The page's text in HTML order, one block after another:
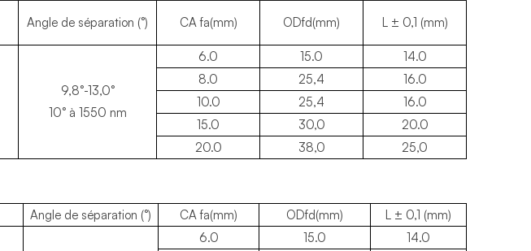
Angle de séparation (°) CA fa(mm) ODfd(mm) L ± 0,1 (mm)
9,8°-13,0°
10° à 1550 nm
6.0 15.0
14.0
8.0 25,4
16.0
10.0 25,4
16.0
15.0 30,0
20.0
20.0 38,0 25,0
Angle de séparation (°) CA fa(mm) ODfd(mm)
L ± 0,1 (mm)
6.0 15.0
14.0